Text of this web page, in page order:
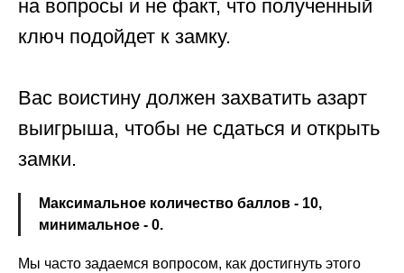
на вопросы и не факт, что полученный
ключ подойдет к замку.
Вас воистину должен захватить азарт
выигрыша, чтобы не сдаться и открыть
замки.
Максимальное количество баллов - 10,
минимальное - 0.
Мы часто задаемся вопросом, как достигнуть этого